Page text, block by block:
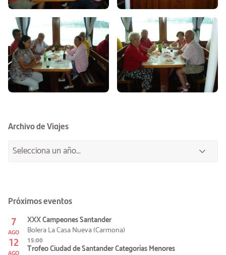
Archivo de Viajes
Próximos eventos
7
AGO
XXX Campeones Santander
Bolera La Casa Nueva (Carmona)
12
AGO
15:00
Trofeo Ciudad de Santander Categorías Menores